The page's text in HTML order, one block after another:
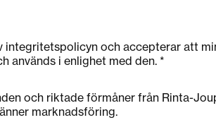
integritetspolicyn och accepterar att
används i enlighet med den. *
och riktade förmåner från Rinta-
marknadsföring.